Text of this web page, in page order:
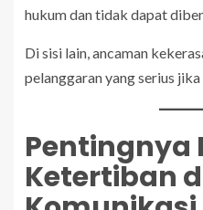
hukum dan tidak dapat
Di sisi lain, ancaman
pelanggaran yang serius
Pentingnya
Ketertiban